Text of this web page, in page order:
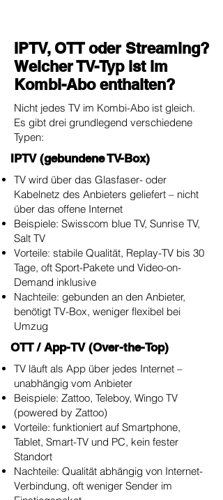
IPTV, OTT oder Streaming?
Welcher TV-Typ ist im
Kombi-Abo enthalten?
Nicht jedes TV im Kombi-Abo ist gleich.
Es gibt drei grundlegend verschiedene
Typen:
IPTV (gebundene TV-Box)
TV wird über das Glasfaser- oder
Kabelnetz des Anbieters geliefert – nicht
über das offene Internet
Beispiele: Swisscom blue TV, Sunrise TV,
Salt TV
Vorteile: stabile Qualität, Replay-TV bis 30
Tage, oft Sport-Pakete und Video-on-
Demand inklusive
Nachteile: gebunden an den Anbieter,
benötigt TV-Box, weniger flexibel bei
Umzug
OTT / App-TV (Over-the-Top)
TV läuft als App über jedes Internet –
unabhängig vom Anbieter
Beispiele: Zattoo, Teleboy, Wingo TV
(powered by Zattoo)
Vorteile: funktioniert auf Smartphone,
Tablet, Smart-TV und PC, kein fester
Standort
Nachteile: Qualität abhängig von Internet-
Verbindung, oft weniger Sender im